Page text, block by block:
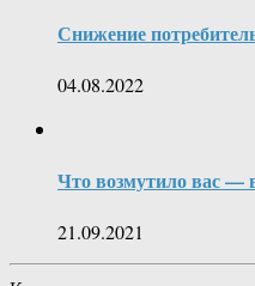
Снижение
04.08.2022
Что возмутило вас —
21.09.2021